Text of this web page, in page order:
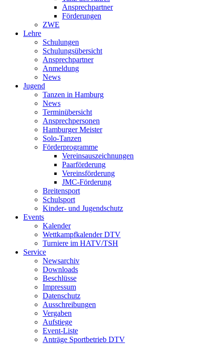
Ansprechpartner
Förderungen
ZWE
Lehre
Schulungen
Schulungsübersicht
Ansprechpartner
Anmeldung
News
Jugend
Tanzen in Hamburg
News
Terminübersicht
Ansprechpersonen
Hamburger Meister
Solo-Tanzen
Förderprogramme
Vereinsauszeichnungen
Paarförderung
Vereinsförderung
JMC-Förderung
Breitensport
Schulsport
Kinder- und Jugendschutz
Events
Kalender
Wettkampfkalender DTV
Turniere im HATV/TSH
Service
Newsarchiv
Downloads
Beschlüsse
Impressum
Datenschutz
Ausschreibungen
Vergaben
Aufstiege
Event-Liste
Anträge Sportbetrieb DTV